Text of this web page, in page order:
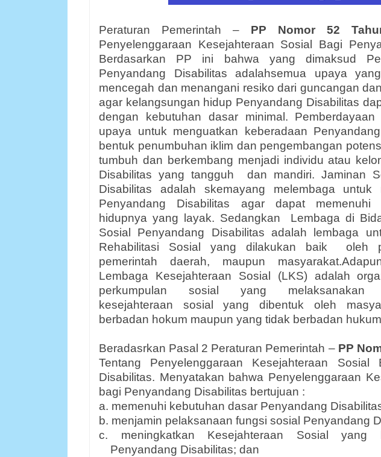
Peraturan Pemerintah – PP Nomor 52
Penyelenggaraan Kesejahteraan Sosial Bagi
Berdasarkan PP ini bahwa yang dimaksud
Penyandang Disabilitas adalahsemua upaya
mencegah dan menangani resiko dari guncangan
agar kelangsungan hidup Penyandang Disabilitas
dengan kebutuhan dasar minimal. Pemberdayaan
upaya untuk menguatkan keberadaan
bentuk penumbuhan iklim dan pengembangan
tumbuh dan berkembang menjadi individu atau
Disabilitas yang tangguh dan mandiri. Jaminan
Disabilitas adalah skemayang melembaga untuk
Penyandang Disabilitas agar dapat memenuhi
hidupnya yang layak. Sedangkan Lembaga di
Sosial Penyandang Disabilitas adalah lembaga
Rehabilitasi Sosial yang dilakukan baik oleh
pemerintah daerah, maupun
Lembaga Kesejahteraan Sosial (LKS) adalah
perkumpulan sosial yang melaksanakan
kesejahteraan sosial yang dibentuk oleh
berbadan hokum maupun yang tidak berbadan
Beradasrkan Pasal 2 Peraturan Pemerintah – PP
Tentang Penyelenggaraan Kesejahteraan Sosial
Disabilitas. Menyatakan bahwa Penyelenggaraan
bagi Penyandang Disabilitas bertujuan :
a. memenuhi kebutuhan dasar Penyandang
b. menjamin pelaksanaan fungsi sosial Penyandang
c. meningkatkan Kesejahteraan Sosial yang
Penyandang Disabilitas; dan